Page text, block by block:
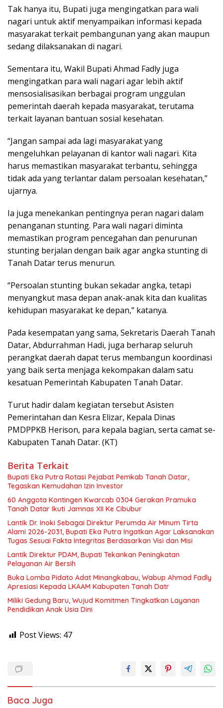
Tak hanya itu, Bupati juga mengingatkan para wali
nagari untuk aktif menyampaikan informasi kepada
masyarakat terkait pembangunan yang akan maupun
sedang dilaksanakan di nagari.
Sementara itu, Wakil Bupati Ahmad Fadly juga
mengingatkan para wali nagari agar lebih aktif
mensosialisasikan berbagai program unggulan
pemerintah daerah kepada masyarakat, terutama
terkait layanan bantuan sosial kesehatan.
“Jangan sampai ada lagi masyarakat yang
mengeluhkan pelayanan di kantor wali nagari. Kita
harus memastikan masyarakat terbantu, sehingga
tidak ada yang terlantar dalam persoalan kesehatan,”
ujarnya.
Ia juga menekankan pentingnya peran nagari dalam
penanganan stunting. Para wali nagari diminta
memastikan program pencegahan dan penurunan
stunting berjalan dengan baik agar angka stunting di
Tanah Datar terus menurun.
“Persoalan stunting bukan sekadar angka, tetapi
menyangkut masa depan anak-anak kita dan kualitas
kehidupan masyarakat ke depan,” katanya.
Pada kesempatan yang sama, Sekretaris Daerah Tanah
Datar, Abdurrahman Hadi, juga berharap seluruh
perangkat daerah dapat terus membangun koordinasi
yang baik serta menjaga kekompakan dalam satu
kesatuan Pemerintah Kabupaten Tanah Datar.
Turut hadir dalam kegiatan tersebut Asisten
Pemerintahan dan Kesra Elizar, Kepala Dinas
PMDPPKB Herison, para kepala bagian, serta camat se-
Kabupaten Tanah Datar. (KT)
Berita Terkait
Bupati Eka Putra Rotasi Pejabat Pemkab Tanah Datar,
Tegaskan Kemudahan Izin Investor
60 Anggota Kontingen Kwarcab 0304 Gerakan Pramuka
Tanah Datar Ikuti Jamnas XII Ke Cibubur
Lantik Dr. Inoki Sebagai Direktur Perumda Air Minum Tirta
Alami 2026-2031, Bupati Eka Putra Ingatkan Agar Laksanakan
Tugas Sesuai Fakta Integritas Berdasarkan Visi dan Misi
Lantik Direktur PDAM, Bupati Tekankan Peningkatan
Pelayanan Air Bersih
Buka Lomba Pidato Adat Minangkabau, Wabup Ahmad Fadly
Apresiasi Kepada LKAAM Kabupaten Tanah Datr
Miliki Gedung Baru, Wujud Komitmen Tingkatkan Layanan
Pendidikan Anak Usia Dini
Post Views: 47
Baca Juga